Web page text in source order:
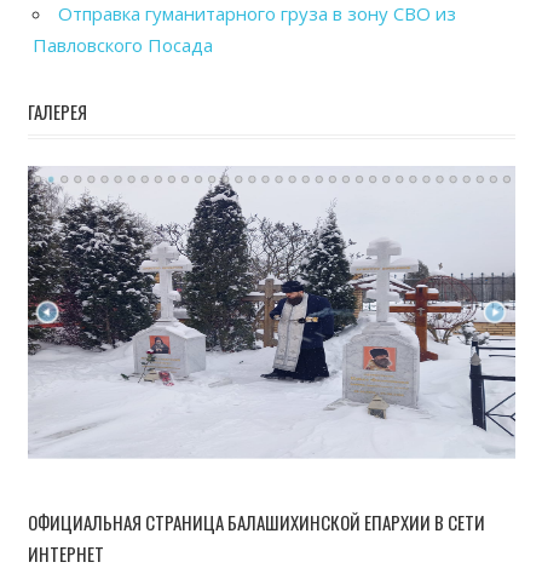
Отправка гуманитарного груза в зону СВО из
Павловского Посада
ГАЛЕРЕЯ
ОФИЦИАЛЬНАЯ СТРАНИЦА БАЛАШИХИНСКОЙ ЕПАРХИИ В СЕТИ
ИНТЕРНЕТ